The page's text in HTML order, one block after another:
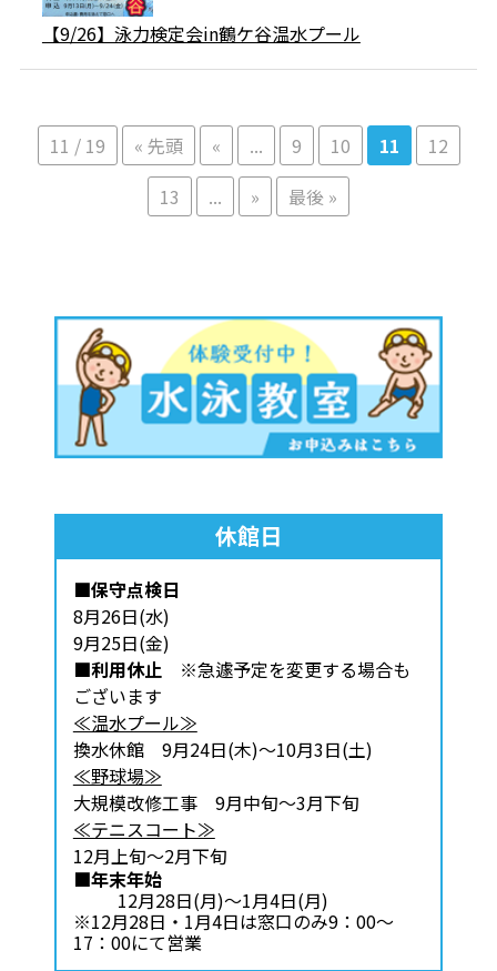
【9/26】泳力検定会in鶴ケ谷温水プール
11 / 19 « 先頭 « ... 9 10 11
12
13
... » 最後 »
休館日
■保守点検日
8月26日(水)
9月25日(金)
■利用休止 ※急遽予定を変更する場合も
ございます
≪温水プール≫
換水休館 9月24日(木)～10月3日(土)
≪野球場≫
大規模改修工事 9月中旬～3月下旬
≪テニスコート≫
12月上旬～2月下旬
■年末年始
12月28日(月)～1月4日(月)
※12月28日・1月4日は窓口のみ9：00～
17：00にて営業